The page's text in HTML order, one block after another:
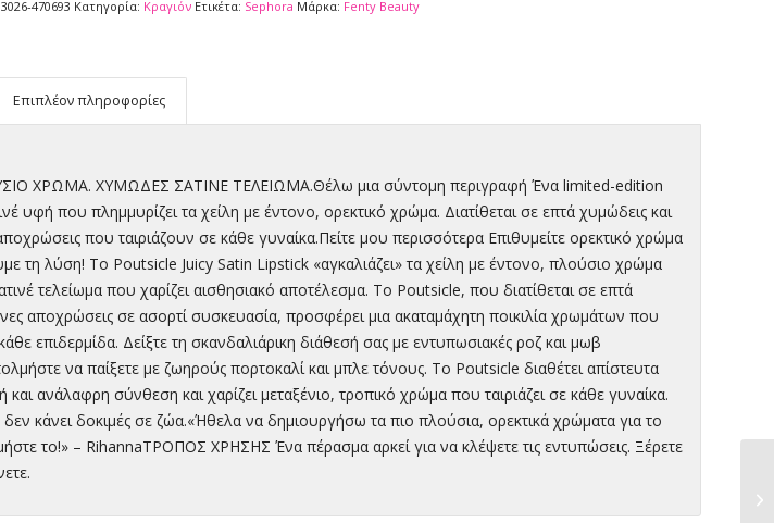
470693 Κατηγορία: Κραγιόν Ετικέτα: Sephora Μάρκα: Fenty Beauty
Επιπλέον πληροφορίες
ΧΡΩΜΑ. ΧΥΜΩΔΕΣ ΣΑΤΙΝΕ ΤΕΛΕΙΩΜΑ.Θέλω μια σύντομη περιγραφή Ένα limited-edition
υφή που πλημμυρίζει τα χείλη με έντονο, ορεκτικό χρώμα. Διατίθεται σε επτά χυμώδεις και
που ταιριάζουν σε κάθε γυναίκα.Πείτε μου περισσότερα Επιθυμείτε ορεκτικό χρώμα
τη λύση! Το Poutsicle Juicy Satin Lipstick «αγκαλιάζει» τα χείλη με έντονο, πλούσιο χρώμα
τελείωμα που χαρίζει αισθησιακό αποτέλεσμα. Το Poutsicle, που διατίθεται σε επτά
αποχρώσεις σε ασορτί συσκευασία, προσφέρει μια ακαταμάχητη ποικιλία χρωμάτων που
επιδερμίδα. Δείξτε τη σκανδαλιάρικη διάθεσή σας με εντυπωσιακές ροζ και μωβ
να παίξετε με ζωηρούς πορτοκαλί και μπλε τόνους. Το Poutsicle διαθέτει απίστευτα
ανάλαφρη σύνθεση και χαρίζει μεταξένιο, τροπικό χρώμα που ταιριάζει σε κάθε γυναίκα.
κάνει δοκιμές σε ζώα.«Ήθελα να δημιουργήσω τα πιο πλούσια, ορεκτικά χρώματα για το
το!» – RihannaΤΡΟΠΟΣ ΧΡΗΣΗΣ Ένα πέρασμα αρκεί για να κλέψετε τις εντυπώσεις. Ξέρετε